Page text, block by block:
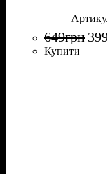
649грн
Купити